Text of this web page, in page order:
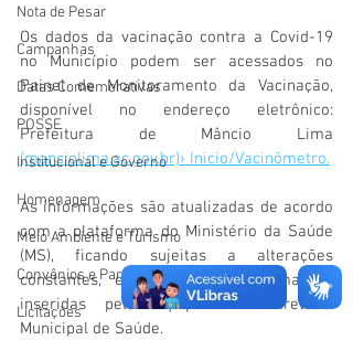
Nota de Pesar
Campanhas
Datas Comemorativas
POSSE
Institucional e Governo
Homenagem
Meio Ambiente e Turismo
Convênios e Parcerias
Licitações
Os dados da vacinação contra a Covid-19
no Município podem ser acessados no
Painel de Monitoramento da Vacinação,
disponível no endereço eletrônico:
(manciolima.ac.gov.br)› Inicio/Vacinômetro.
As informações são atualizadas de acordo
com a plataforma do Ministério da Saúde
(MS), ficando sujeitas a alterações
constantes, em razão das informações
inseridas pela equipe da Secretaria
Municipal de Saúde.